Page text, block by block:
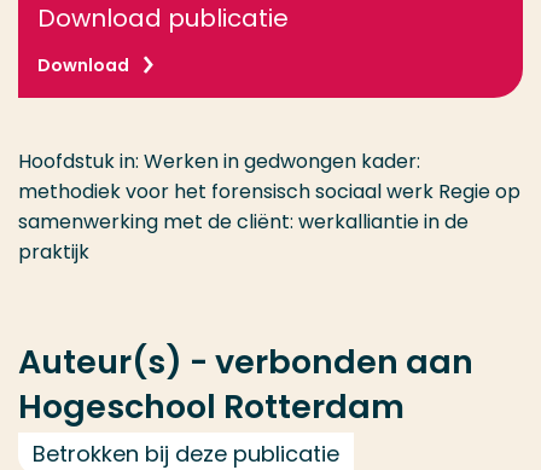
Download publicatie
Download
Hoofdstuk in: Werken in gedwongen kader:
methodiek voor het forensisch sociaal werk Regie op
samenwerking met de cliënt: werkalliantie in de
praktijk
Auteur(s) - verbonden aan
Hogeschool Rotterdam
Betrokken bij deze publicatie